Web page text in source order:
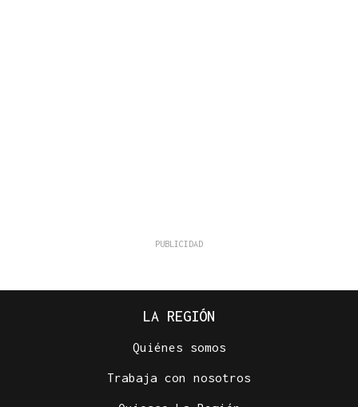
LA REGIÓN
Quiénes somos
Trabaja con nosotros